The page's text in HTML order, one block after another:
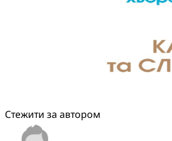
Стежити за автором